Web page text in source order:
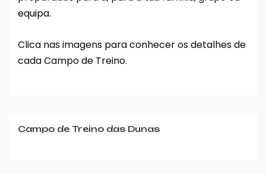
equipa.
Clica nas imagens para conhecer os detalhes de
cada Campo de Treino.
Campo de Treino das Dunas